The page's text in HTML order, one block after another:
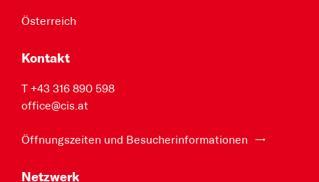
Österreich
Kontakt
T +43 316 890 598
office@cis.at
Öffnungszeiten und Besucherinformationen
Netzwerk